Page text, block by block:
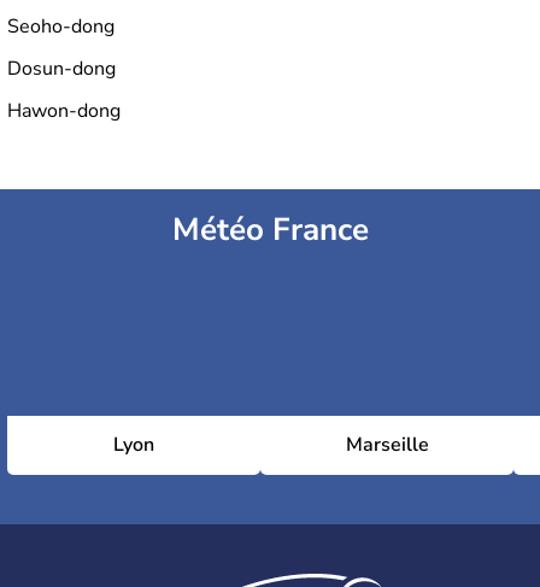
Seoho-dong
Dosun-dong
Hawon-dong
Météo France
Lyon Marseille